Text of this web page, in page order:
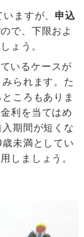
ますが、 申込
ので、下限およ
ょう。
いるケースが
みられます。た
ころもありま
利を当てはめ
期間が短くな
未満としてい
しましょう。